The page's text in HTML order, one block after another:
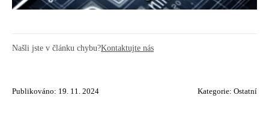
Našli jste v článku chybu?Kontaktujte nás
Publikováno: 19. 11. 2024 Kategorie: Ostatní